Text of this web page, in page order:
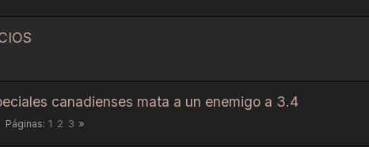
canadienses mata a un enemigo a 3.4
Páginas 1 2 3